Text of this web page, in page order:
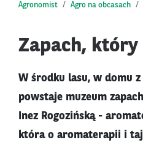
Agronomist Agro na obcasach
Zapach,
W środku lasu, w domu
powstaje muzeum
Inez Rogozińską -
która o aromaterapii i